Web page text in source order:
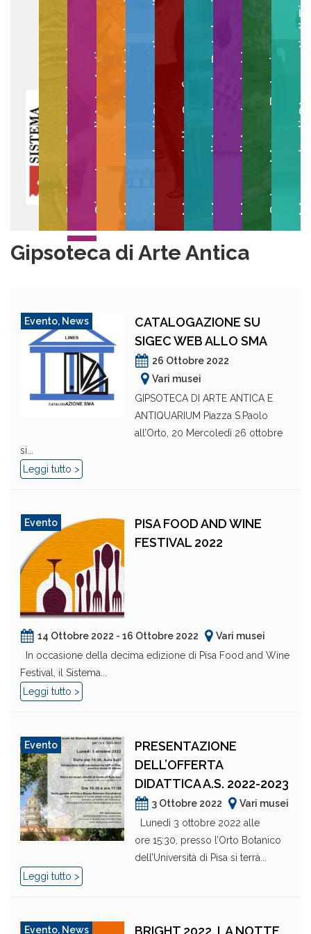
Collezioni EgittologicheGipsoteca di Arte AnticaMuseo Anatomico VeterinarioMuseo degli Strumenti per il CalcoloMuseo della GraficaMuseo di Anatomia PatologicaMuseo di Anatomia UmanaOrto e Museo BotanicoMuseo degli
Gipsoteca di Arte Antica
Evento, News
CATALOGAZIONE SU
SIGEC WEB ALLO SMA
26 Ottobre 2022
Vari musei
GIPSOTECA DI ARTE ANTICA E
ANTIQUARIUM Piazza S.Paolo
all’Orto, 20 Mercoledì 26 ottobre
si...
Leggi tutto >
Evento
PISA FOOD AND WINE
FESTIVAL 2022
14 Ottobre 2022 - 16 Ottobre 2022
Vari musei
In occasione della decima edizione di Pisa Food and Wine
Festival, il Sistema...
Leggi tutto >
Evento
PRESENTAZIONE
DELL’OFFERTA
DIDATTICA A.S. 2022-2023
3 Ottobre 2022
Vari musei
Lunedì 3 ottobre 2022 alle
ore 15:30, presso l’Orto Botanico
dell’Università di Pisa si terrà...
Leggi tutto >
Evento, News BRIGHT 2022. LA NOTTE